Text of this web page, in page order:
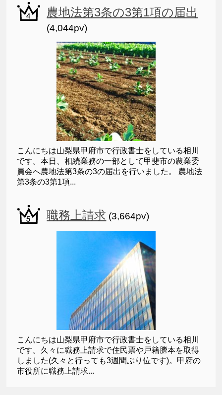
農地法第3条の3第1項の届出
(4,044pv)
こんにちは山梨県甲府市で行政書士をしている相川
です。本日、相続業務の一部として甲斐市の農業委
員会へ農地法第3条の3の届出を行いました。 農地法
第3条の3第1項...
職務上請求 (3,664pv)
こんにちは山梨県甲府市で行政書士をしている相川
です。久々に職務上請求で住民票や戸籍謄本を取得
しました(久々と行っても3週間ぶり位です)。甲府の
市役所に職務上請求...